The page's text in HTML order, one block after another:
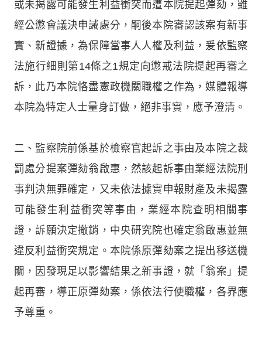
或未揭露可能發生利益衝突而遭本院提起彈劾，雖
經公懲會議決申誡處分，嗣後本院審認該案有新事
實、新證據，為保障當事人人權及利益，爰依監察
法施行細則第14條之1規定向懲戒法院提起再審之
訴，此乃本院恪盡憲政機關職權之作為，媒體報導
本院為特定人士量身訂做，絕非事實，應予澄清。
二、監察院前係基於檢察官起訴之事由及本院之裁
罰處分提案彈劾翁啟惠，然該起訴事由業經法院刑
事判決無罪確定，又未依法據實申報財產及未揭露
可能發生利益衝突等事由，業經本院查明相關事
證，訴願決定撤銷，中央研究院也確定翁啟惠並無
違反利益衝突規定。本院係原彈劾案之提出移送機
關，因發現足以影響結果之新事證，就「翁案」提
起再審，導正原彈劾案，係依法行使職權，各界應
予尊重。